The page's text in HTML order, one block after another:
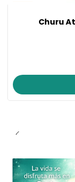
Churu